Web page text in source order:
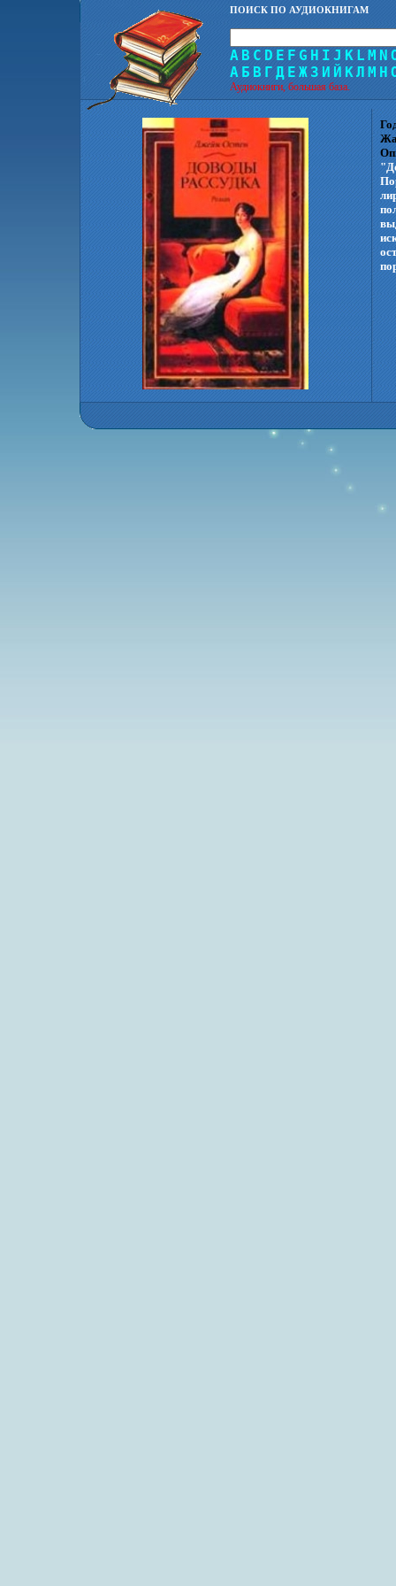
ПОИСК ПО АУДИОКНИГАМ
A B C D E F G H I J K L M N
А Б В Г Д Е Ж З И Й КЛ М Н
Аудиокниги, большая база.